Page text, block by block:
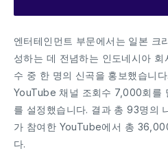
엔터테인먼트 부문에서는 일본 크
성하는 데 전념하는 인도네시아
수 중 한 명의 신곡을 홍보했습니
YouTube 채널 조회수 7,000회를
를 설정했습니다. 결과 총 93명의
가 참여한 YouTube에서 총
다.